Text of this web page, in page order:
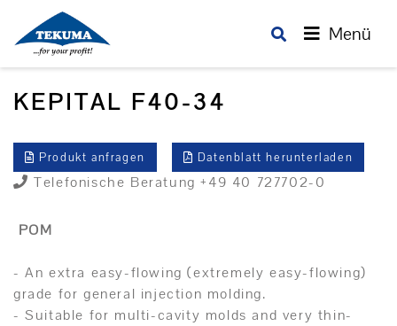
Menü
KEPITAL F40-34
Produkt anfragen Datenblatt herunterladen
Telefonische Beratung +49 40 727702-0
POM
- An extra easy-flowing (extremely easy-flowing)
grade for general injection molding.
- Suitable for multi-cavity molds and very thin-